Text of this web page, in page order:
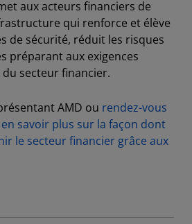
aux acteurs financiers de
qui renforce et élève
de sécurité, réduit les risques
préparant aux exigences
secteur financier.
AMD ou rendez-vous
savoir plus sur la façon dont
le secteur financier grâce aux